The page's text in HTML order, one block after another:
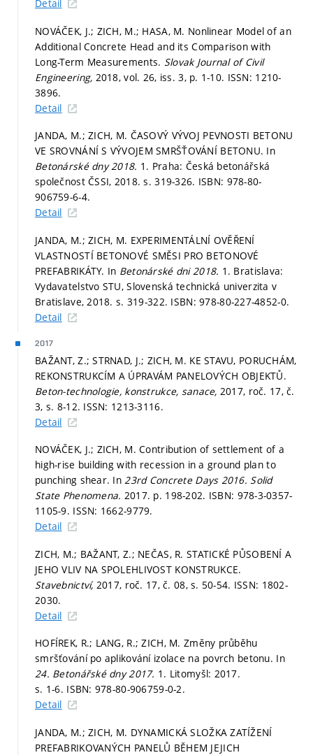
Detail
NOVÁČEK, J.; ZICH, M.; HASA, M. Nonlinear Model of an
Additional Concrete Head and its Comparison with
Long-Term Measurements. Slovak Journal of Civil
Engineering, 2018, vol. 26, iss. 3, p. 1-10. ISSN: 1210-
3896.
Detail
JANDA, M.; ZICH, M. ČASOVÝ VÝVOJ PEVNOSTI BETONU
VE SROVNÁNÍ S VÝVOJEM SMRŠŤOVÁNÍ BETONU. In
Betonárské dny 2018. 1. Praha: Česká betonářská
společnost ČSSI, 2018.s. 319-326. ISBN: 978-80-
906759-6-4.
Detail
JANDA, M.; ZICH, M. EXPERIMENTÁLNÍ OVĚŘENÍ
VLASTNOSTÍ BETONOVÉ SMĚSI PRO BETONOVÉ
PREFABRIKÁTY. In Betonárské dni 2018. 1. Bratislava:
Vydavatelstvo STU, Slovenská technická univerzita v
Bratislave, 2018.s. 319-322. ISBN: 978-80-227-4852-0.
Detail
2017
BAŽANT, Z.; STRNAD, J.; ZICH, M. KE STAVU, PORUCHÁM,
REKONSTRUKCÍM A ÚPRAVÁM PANELOVÝCH OBJEKTŮ.
Beton-technologie, konstrukce, sanace, 2017, roč. 17, č.
3, s. 8-12. ISSN: 1213-3116.
Detail
NOVÁČEK, J.; ZICH, M. Contribution of settlement of a
high-rise building with recession in a ground plan to
punching shear. In23rd Concrete Days 2016. Solid
State Phenomena. 2017. p. 198-202. ISBN: 978-3-0357-
1105-9. ISSN: 1662-9779.
Detail
ZICH, M.; BAŽANT, Z.; NEČAS, R. STATICKÉ PŮSOBENÍ A
JEHO VLIV NA SPOLEHLIVOST KONSTRUKCE.
Stavebnictví, 2017, roč. 17, č. 08,s. 50-54. ISSN: 1802-
2030.
Detail
HOFÍREK, R.; LANG, R.; ZICH, M. Změny průběhu
smršťování po aplikování izolace na povrch betonu. In
24. Betonářské dny 2017. 1. Litomyšl: 2017.
s. 1-6. ISBN: 978-80-906759-0-2.
Detail
JANDA, M.; ZICH, M. DYNAMICKÁ SLOŽKA ZATÍŽENÍ
PREFABRIKOVANÝCH PANELŮ BĚHEM JEJICH